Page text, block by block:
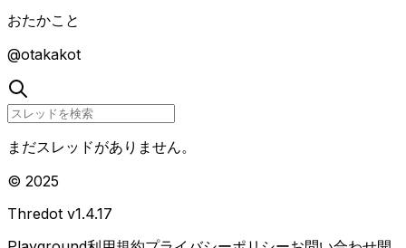
おたかこと
@otakakot
まだスレッドがありません。
© 2025
Thredot v1.4.17